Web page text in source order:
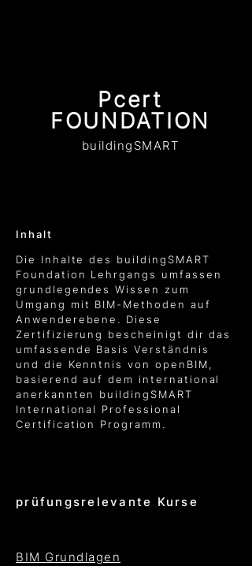
Pcert
FOUNDATION
buildingSMART
Inhalt
Die Inhalte des buildingSMART
Foundation Lehrgangs umfassen
grundlegendes Wissen zum
Umgang mit BIM-Methoden auf
Anwenderebene. Diese
Zertifizierung bescheinigt dir das
umfassende Basis Verständnis
und die Kenntnis von openBIM,
basierend auf dem international
anerkannten buildingSMART
International Professional
Certification Programm.
prüfungsrelevante Kurse
BIM Grundlagen